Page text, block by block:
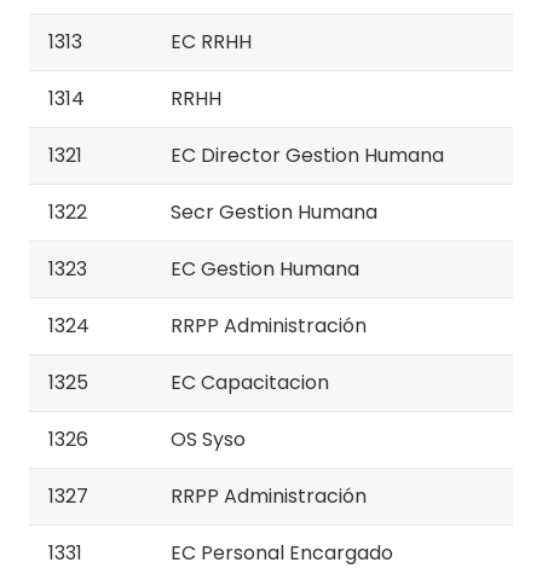
1313 EC RRHH
1314 RRHH
1321 EC Director Gestion Humana
1322 Secr Gestion Humana
1323 EC Gestion Humana
1324 RRPP Administración
1325 EC Capacitacion
1326 OS Syso
1327 RRPP Administración
1331 EC Personal Encargado